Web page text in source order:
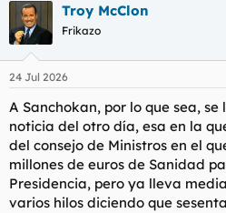
Troy McClon
Frikazo
24 Jul 2026
A Sanchokan, por lo que sea,
noticia del otro día, esa en la
del consejo de Ministros en el
millones de euros de Sanidad
Presidencia, pero ya lleva
varios hilos diciendo que